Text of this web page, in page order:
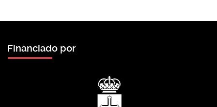
Financiado por